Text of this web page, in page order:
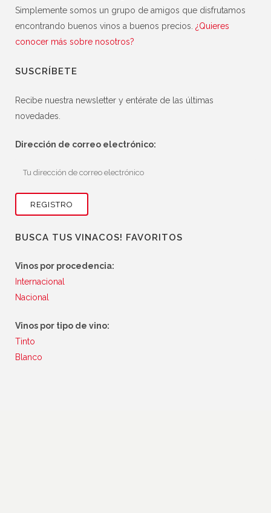
Simplemente somos un grupo de amigos que disfrutamos
encontrando buenos vinos a buenos precios. ¿Quieres
conocer más sobre nosotros?
SUSCRÍBETE
Recibe nuestra newsletter y entérate de las últimas
novedades.
Dirección de correo electrónico:
BUSCA TUS VINACOS! FAVORITOS
Vinos por procedencia:
Internacional
Nacional
Vinos por tipo de vino:
Tinto
Blanco